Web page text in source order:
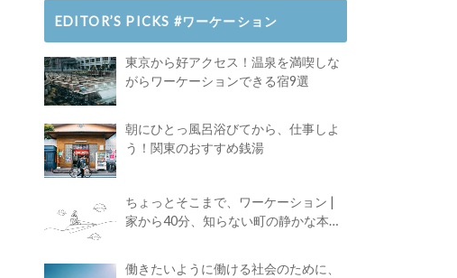
EDITOR’S PICKS #ワーケーション
東京から好アクセス！温泉を満喫しな
がらワーケーションできる宿9選
朝にひとっ風呂浴びてから、仕事しよ
う！関東のおすすめ銭湯
ちょっとそこまで、ワーケーション |
家から40分、知らない町の静かな本屋
働きたいように働ける社会のために、